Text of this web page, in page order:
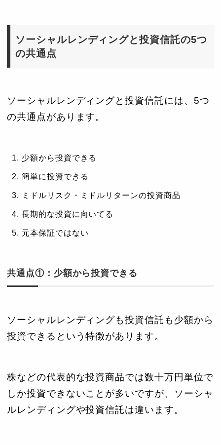
ソーシャルレンディングと投資信託の5つ
の共通点
ソーシャルレンディングと投資信託には、5つ
の共通点があります。
少額から投資できる
簡単に投資できる
ミドルリスク・ミドルリターンの投資商品
長期的な投資に向いてる
元本保証ではない
共通点①：少額から投資できる
ソーシャルレンディングも投資信託も少額から
投資できるという特徴があります。
株などの代表的な投資商品では数十万円単位で
しか投資できないことが多いですが、ソーシャ
ルレンディングや投資信託は違います。